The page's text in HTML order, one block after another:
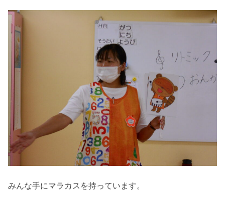
みんな手にマラカスを持っています。